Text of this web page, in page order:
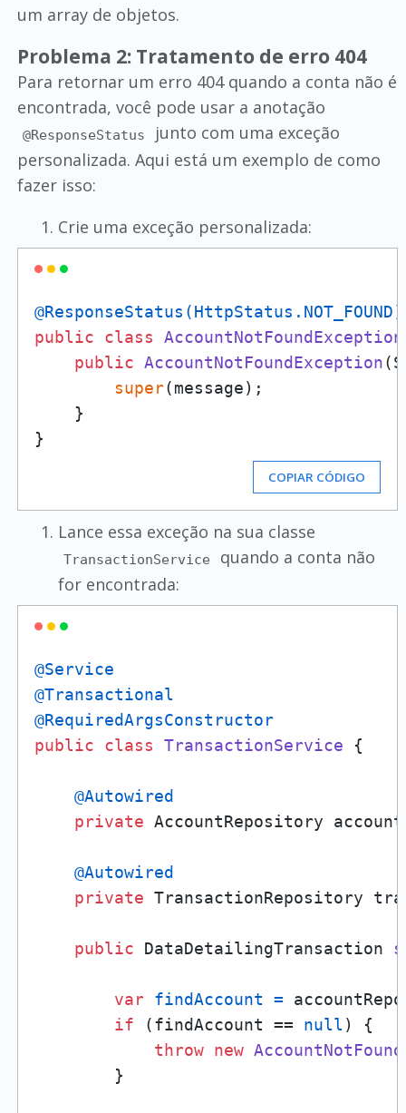
um array de objetos.
Problema 2: Tratamento de erro 404
Para retornar um erro 404 quando a conta não é
encontrada, você pode usar a anotação
@ResponseStatus
junto com uma exceção
personalizada. Aqui está um exemplo de como
fazer isso:
Crie uma exceção personalizada:
@ResponseStatus(HttpStatus.NOT_FOUND)
public
class
AccountNotFoundException
public AccountNotFoundException
super(message);
    }
COPIAR CÓDIGO
Lance essa exceção na sua classe
TransactionService
quando a conta não
for encontrada:
@Service
@Transactional
@RequiredArgsConstructor
public
class TransactionService {
@Autowired
private AccountRepository
@Autowired
private TransactionRepository
public DataDetailingTransaction
var findAccount =
if (findAccount == null) {
throw new
        }